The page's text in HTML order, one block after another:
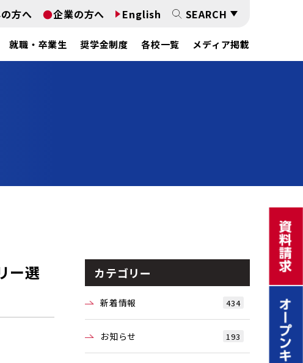
就職・卒業生 奨学金制度 各校一覧 メディア掲載
方へ 企業の方へ English SEARCH
ー選
カテゴリー
新着情報 434
お知らせ 193